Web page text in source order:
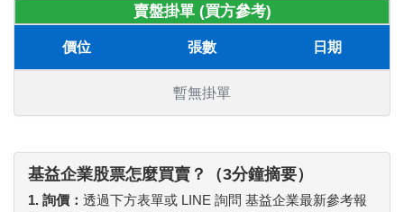
賣盤掛單 (買方參考)
價位 張數 日期
暫無掛單
基益企業股票怎麼買賣？（3分鐘摘要）
1. 詢價： 透過下方表單或 LINE 詢問 基益企業最新參考報